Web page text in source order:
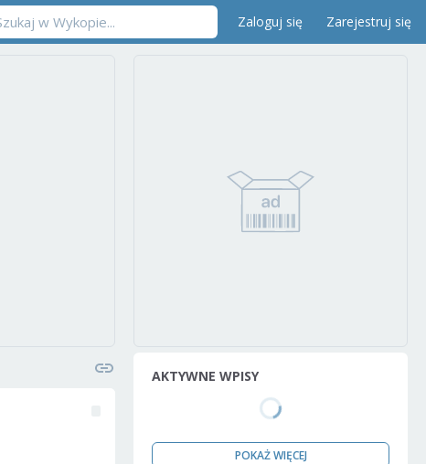
Zaloguj się Zarejestruj się
AKTYWNE WPISY
POKAŻ WIĘCEJ